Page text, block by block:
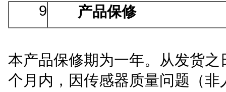
9 产品保修
本产品保修期为一年。从发货之
个月内，因传感器质量问题（非